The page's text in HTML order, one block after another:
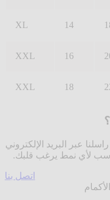
XL 14
XXL 16
XXL 18
عبر البريد الإلكتروني
لأي نمط يرغب قلبك.
اتصل بنا